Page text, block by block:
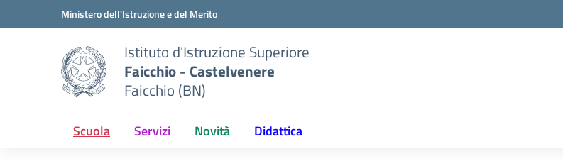
Vai ai contenuti
Vai al menu di navigazioneMinistero dell'Istruzione e del Merito
Istituto d'Istruzione Superiore
Faicchio - Castelvenere
Faicchio (BN)
Scuola Servizi Novità Didattica